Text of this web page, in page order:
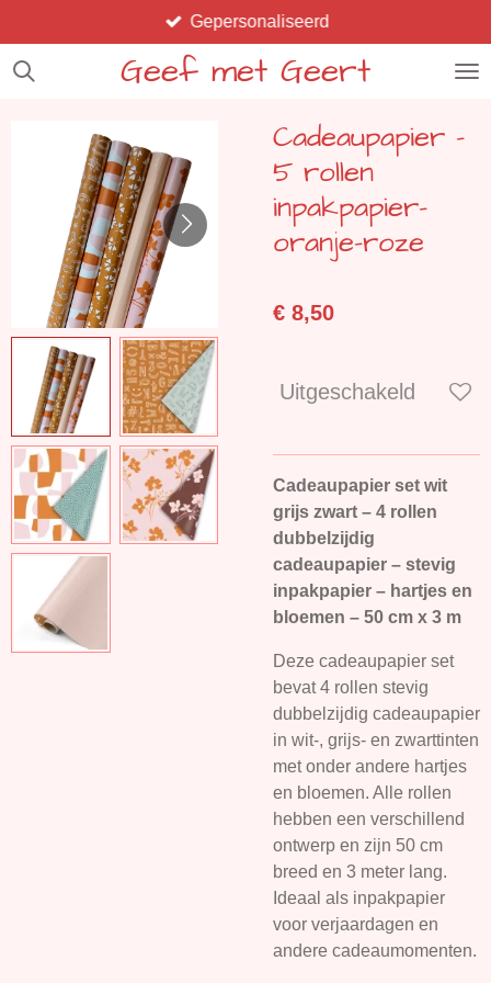
direct
naar
Geef met Geert
Gepersonaliseerd
Cadeaupapier -
5 rollen
inpakpapier-
oranje-roze
€ 8,50
Uitgeschakeld
Cadeaupapier set wit
grijs zwart – 4 rollen
dubbelzijdig
cadeaupapier – stevig
inpakpapier – hartjes en
bloemen – 50 cm x 3 m
Deze cadeaupapier set
bevat 4 rollen stevig
dubbelzijdig cadeaupapier
in wit-, grijs- en zwarttinten
met onder andere hartjes
en bloemen. Alle rollen
hebben een verschillend
ontwerp en zijn 50 cm
breed en 3 meter lang.
Ideaal als inpakpapier
voor verjaardagen en
andere cadeaumomenten.